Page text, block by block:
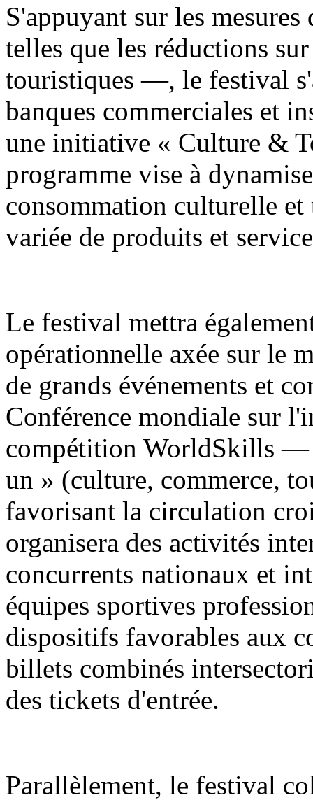
S'appuyant sur les
telles que les réductions
touristiques —, le festival
banques commerciales et
une initiative « Culture &
programme vise à
consommation culturelle et
variée de produits et
Le festival mettra
opérationnelle axée sur le
de grands événements et
Conférence mondiale sur
compétition WorldSkills —
un » (culture, commerce,
favorisant la circulation
organisera des activités
concurrents nationaux et
équipes sportives
dispositifs favorables aux
billets combinés
des tickets d'entrée.
Parallèlement, le festival